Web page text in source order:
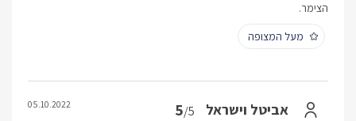
הצימר.
מעל המצופה
אביטל וישראל 5/5
05.10.2022